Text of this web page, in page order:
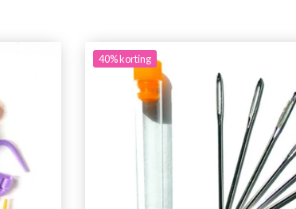
40%korting